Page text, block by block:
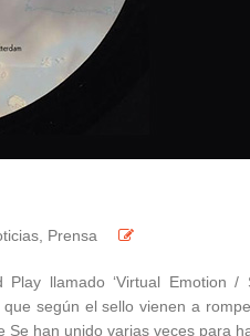
Prensa
llamado ‘Virtual Emotion /
según el sello vienen a
Se han unido varias veces para